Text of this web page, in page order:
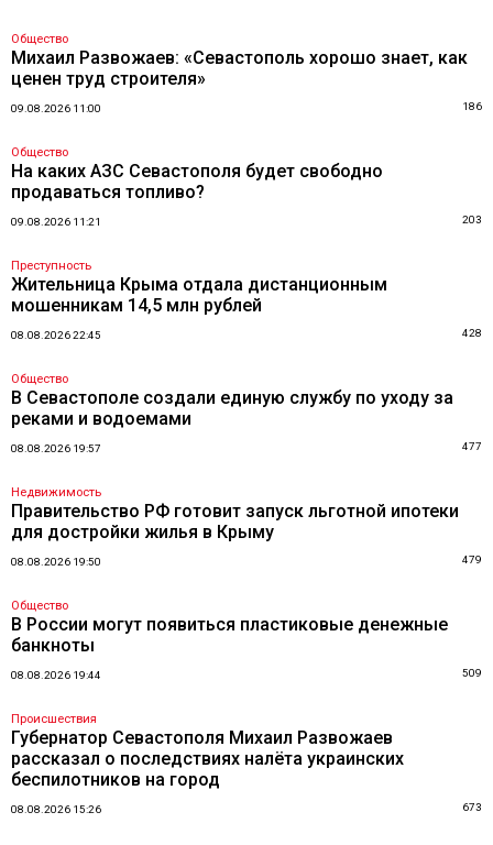
Общество
Михаил Развожаев: «Севастополь хорошо знает, как
ценен труд строителя»
09.08.2026 11:00 186
Общество
На каких АЗС Севастополя будет свободно
продаваться топливо?
09.08.2026 11:21 203
Преступность
Жительница Крыма отдала дистанционным
мошенникам 14,5 млн рублей
08.08.2026 22:45 428
Общество
В Севастополе создали единую службу по уходу за
реками и водоемами
08.08.2026 19:57 477
Недвижимость
Правительство РФ готовит запуск льготной ипотеки
для достройки жилья в Крыму
08.08.2026 19:50 479
Общество
В России могут появиться пластиковые денежные
банкноты
08.08.2026 19:44 509
Происшествия
Губернатор Севастополя Михаил Развожаев
рассказал о последствиях налёта украинских
беспилотников на город
08.08.2026 15:26 673